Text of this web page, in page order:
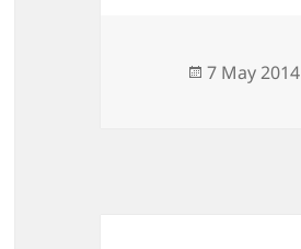
Posted
7 May 2014